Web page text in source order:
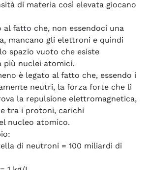
di materia così elevata giocano
fatto che, non essendoci una
mancano gli elettroni e quindi
spazio vuoto che esiste
più nuclei atomici.
è legato al fatto che, essendo i
neutri, la forza forte che li
la repulsione elettromagnetica,
tra i protoni, carichi
nucleo atomico.
di neutroni = 100 miliardi di